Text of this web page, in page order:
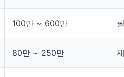
100만 ~ 600만
80만 ~ 250만